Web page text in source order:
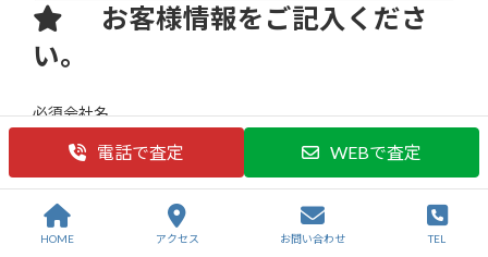
お客様情報をご記入くださ
い。
必須会社名
必須ご担当者名
電話で査定 WEBで査定
HOME アクセス お問い合わせ TEL